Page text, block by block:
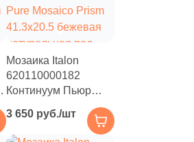
Мозаика Italon
620110000182
Континуум Пьюр
Призм / Continuum
Pure Mosaico Prism
41.3x20.5 бежевая
3 650 руб./шт